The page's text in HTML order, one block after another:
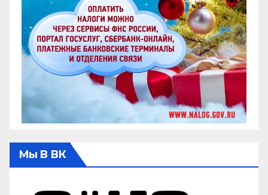
Мы В ВК